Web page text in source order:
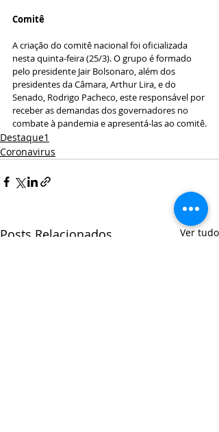
Comitê
A criação do comitê nacional foi oficializada
nesta quinta-feira (25/3). O grupo é formado
pelo presidente Jair Bolsonaro, além dos
presidentes da Câmara, Arthur Lira, e do
Senado, Rodrigo Pacheco, este responsável por
receber as demandas dos governadores no
combate à pandemia e apresentá-las ao comitê.
Destaque1
Coronavirus
Posts Relacionados Ver tudo